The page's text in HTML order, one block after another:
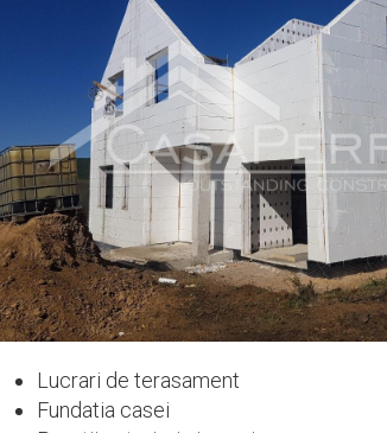
Lucrari de terasament
Fundatia casei